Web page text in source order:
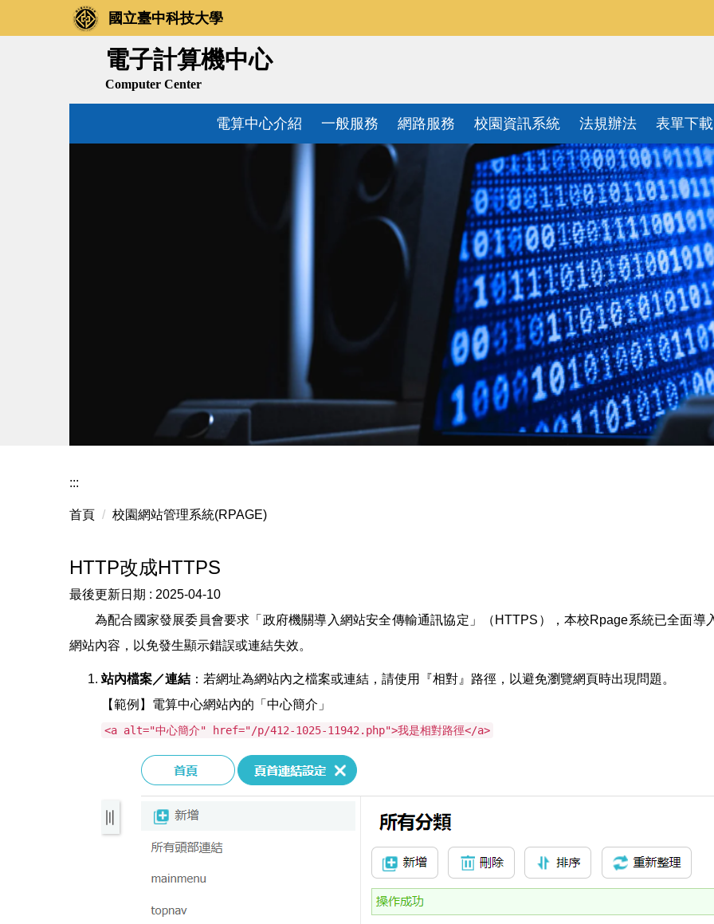
國立臺中科技大學
電子計算機中心
Computer Center
電算中心介紹 一般服務 網路服務 校園資訊系統 法規辦法 表單下載
:::
首頁 校園網站管理系統(RPAGE)
HTTP改成HTTPS
最後更新日期 : 2025-04-10
為配合國家發展委員會要求「政府機關導入網站安全傳輸通訊協定」（HTTPS），本校Rpage系統已全面
網站內容，以免發生顯示錯誤或連結失效。
站內檔案／連結 ：若網址為網站內之檔案或連結，請使用『相對』路徑，以避免瀏覽網頁時出現問題。
【範例】電算中心網站內的「中心簡介」
<a alt="中心簡介" href="/p/412-1025-11942.php">我是相對路徑</a>